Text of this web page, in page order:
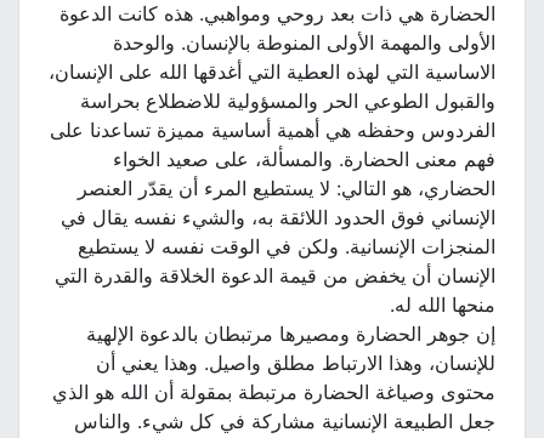
الحضارة هي ذات بعد روحي ومواهبي. هذه كانت الدعوة
الأولى والمهمة الأولى المنوطة بالإنسان. والوحدة
الاساسية التي لهذه العطية التي أغدقها الله على الإنسان،
والقبول الطوعي الحر والمسؤولية للاضطلاع بحراسة
الفردوس وحفظه هي أهمية أساسية مميزة تساعدنا على
فهم معنى الحضارة. والمسألة، على صعيد الخواء
الحضاري، هو التالي: لا يستطيع المرء أن يقدّر العنصر
الإنساني فوق الحدود اللائقة به، والشيء نفسه يقال في
المنجزات الإنسانية. ولكن في الوقت نفسه لا يستطيع
الإنسان أن يخفض من قيمة الدعوة الخلاقة والقدرة التي
منحها الله له.
إن جوهر الحضارة ومصيرها مرتبطان بالدعوة الإلهية
للإنسان، وهذا الارتباط مطلق واصيل. وهذا يعني أن
محتوى وصياغة الحضارة مرتبطة بمقولة أن الله هو الذي
جعل الطبيعة الإنسانية مشاركة في كل شيء. والناس